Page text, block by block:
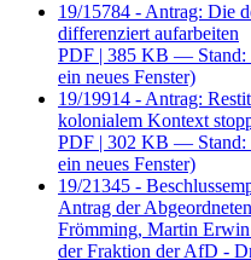
19/15784 - Antrag: Die
differenziert aufarbeiten
PDF | 385 KB — Stand:
ein neues Fenster)
19/19914 - Antrag:
kolonialem Kontext
PDF | 302 KB — Stand:
ein neues Fenster)
19/21345 -
Antrag der
Frömming, Martin Erwin
der Fraktion der AfD -